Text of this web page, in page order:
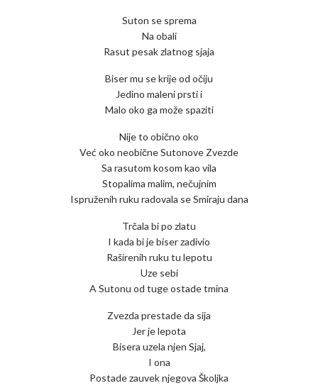
Suton se sprema
Na obali
Rasut pesak zlatnog sjaja
Biser mu se krije od očiju
Jedino maleni prsti i
Malo oko ga može spaziti
Nije to obično oko
Već oko neobične Sutonove Zvezde
Sa rasutom kosom kao vila
Stopalima malim, nečujnim
Ispruženih ruku radovala se Smiraju dana
Trčala bi po zlatu
I kada bi je biser zadivio
Raširenih ruku tu lepotu
Uze sebi
A Sutonu od tuge ostade tmina
Zvezda prestade da sija
Jer je lepota
Bisera uzela njen Sjaj,
I ona
Postade zauvek njegova Školjka